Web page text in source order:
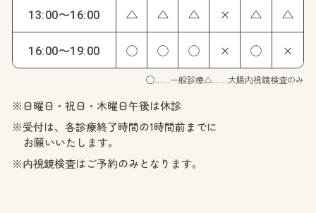
13:00〜16:00 △ △ △ × △ △
16:00〜19:00 ◯ ◯ ◯ × ◯ ×
◯……一般診療△……大腸内視鏡検査のみ
※日曜日・祝日・木曜日午後は休診
※受付は、各診療終了時間の1時間前までに
お願いいたします。
※内視鏡検査はご予約のみとなります。